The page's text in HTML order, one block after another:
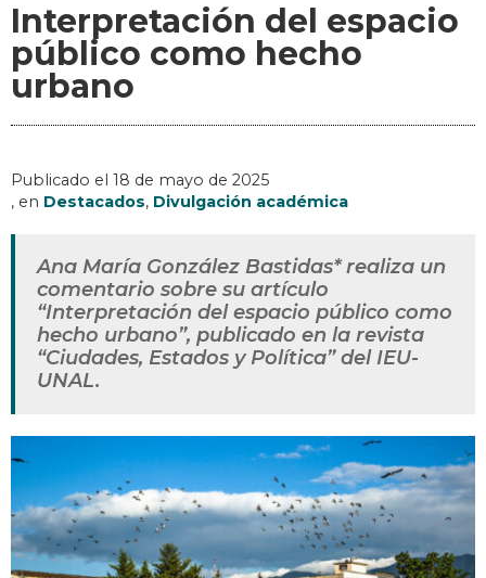
Interpretación del espacio
público como hecho
urbano
Publicado el 18 de mayo de 2025
, en Destacados, Divulgación académica
Ana María González Bastidas* realiza un
comentario sobre su artículo
“Interpretación del espacio público como
hecho urbano”, publicado en la revista
“Ciudades, Estados y Política” del IEU-
UNAL.